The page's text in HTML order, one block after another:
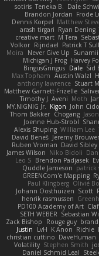
sotiris Teneka B. Dale
Brandon Jordan Frode
Dennis Korpel Matthew
arash tirgari Ryan Dening
creative mart M Tera
Volkor Rijndael Patrick T
Moira
Never Give Up Sunamii
Michigan J Frog Harvey
BingusGringus Dale Sid
Max Topham Austin Walzl
anthony lawrence Stuart
Matthew Garnett-Frizelle
Timothy J. Aveni Moth
MY.NIGNIG Jr. Kigon John Cido
Thom Bakker Chogang
Joenne Hub-Strobl
Alexis Shuping William Lee
David Beneš Jeremy Brouwer
Ruben Vroman David Sibley
James Wilson Niko Bidoli
Leo S Brendon Padjasek
Quddle Jameson patrick
GREENCom'e Mapping
Paul Klingberg Olivié
Johann Oosthuizen Scott
henrik rasmussen
PD100 Academy of Art
SETH WEBER Sebastian
Zack Bishop
Rouge guy
Justin
LvH K Anon Richie
christian cuttino DaveHuman
Volatility Stephen Smith
Daniel Schmid Leal